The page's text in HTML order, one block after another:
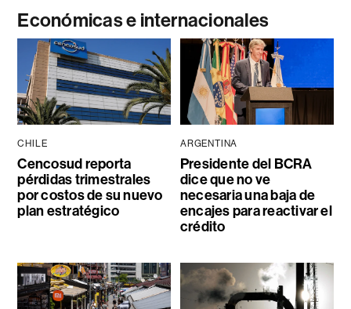
Económicas e internacionales
CHILE
Cencosud reporta
pérdidas trimestrales
por costos de su nuevo
plan estratégico
ARGENTINA
Presidente del BCRA
dice que no ve
necesaria una baja de
encajes para reactivar el
crédito